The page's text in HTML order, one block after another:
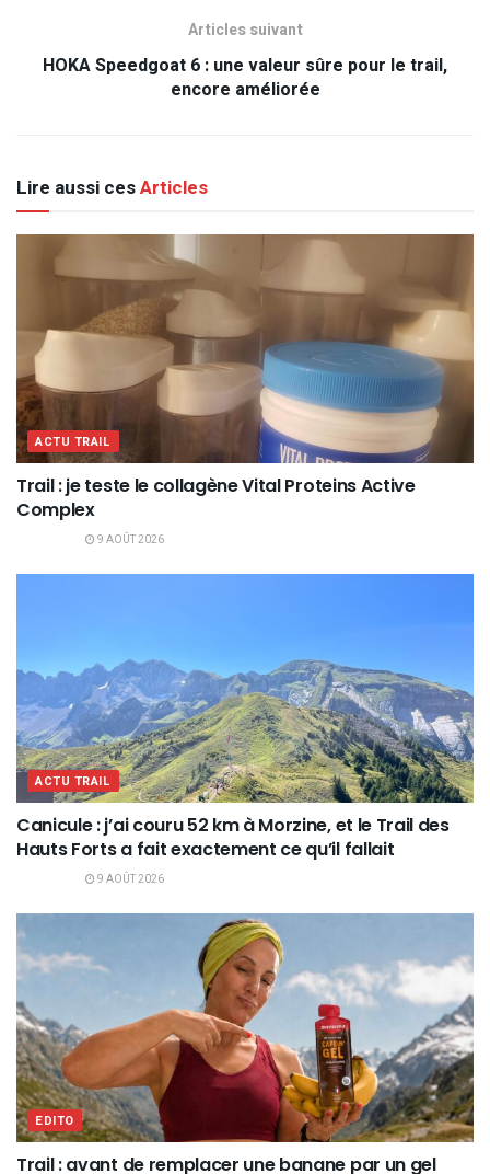
Articles suivant
HOKA Speedgoat 6 : une valeur sûre pour le trail,
encore améliorée
Lire aussi cesArticles
ACTU TRAIL
Trail : je teste le collagène Vital Proteins Active
Complex
9 AOÛT 2026
ACTU TRAIL
Canicule : j’ai couru 52 km à Morzine, et le Trail des
Hauts Forts a fait exactement ce qu’il fallait
9 AOÛT 2026
EDITO
Trail : avant de remplacer une banane par un gel